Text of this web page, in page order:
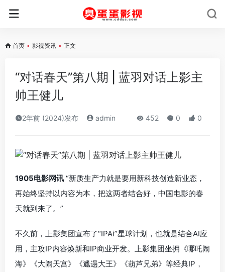
首页 • 影视资讯 • 正文
“对话春天”第八期 | 蓝羽对话上影主
帅王健儿
2年前 (2024)发布 admin 452 0 0
1905电影网讯 “新质生产力就是要用新科技创造新业态，
再始终坚持以内容为本，把这两者结合好，中国电影的春
天就到来了。”
不久前，上影集团宣布了“IPAi”星球计划，也就是结合AI应
用，主攻IP内容焕新和IP商业开发。上影集团坐拥《哪吒闹
海》《大闹天宫》《邋遢大王》《葫芦兄弟》等经典IP，